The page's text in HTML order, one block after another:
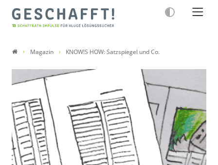
Magazin KNOW!S HOW: Satzspiegel und Co.